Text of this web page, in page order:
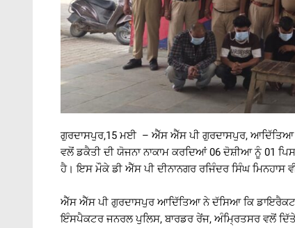
ਗੁਰਦਾਸਪੁਰ,15 ਮਈ – ਐੱਸ ਐੱਸ ਪੀ ਗੁਰਦਾਸਪੁਰ, ਆਦਿੱਤਿਆ
ਵਲੋਂ ਡਕੈਤੀ ਦੀ ਯੋਜਨਾ ਨਾਕਾਮ ਕਰਦਿਆਂ 06 ਦੋਸ਼ੀਆ ਨੂੰ 01
ਹੈ। ਇਸ ਮੌਕੇ ਡੀ ਐੱਸ ਪੀ ਦੀਨਾਨਗਰ ਰਜਿੰਦਰ ਸਿੰਘ ਮਿਨਹਾਸ
ਐੱਸ ਐੱਸ ਪੀ ਗੁਰਦਾਸਪੁਰ ਆਦਿੱਤਿਆ ਨੇ ਦੱਸਿਆ ਕਿ
ਇੰਸਪੈਕਟਰ ਜਨਰਲ ਪੁਲਿਸ, ਬਾਰਡਰ ਰੇਂਜ, ਅੰਮ੍ਰਿਤਸਰ ਵਲੋਂ ਦਿੱਤੇ